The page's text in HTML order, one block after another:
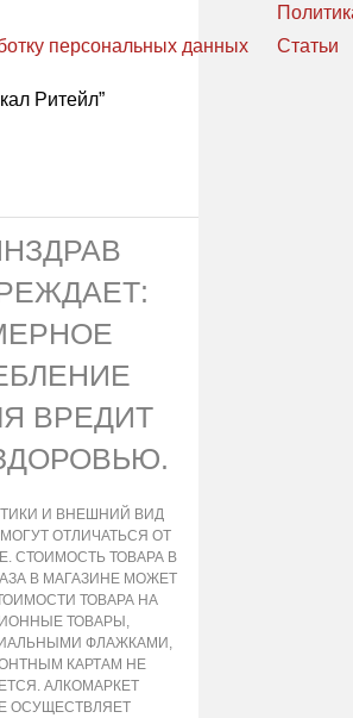
персональных данных
Статьи
Ритейл”
ВРЕДИТ
И ВНЕШНИЙ ВИД
ОТЛИЧАТЬСЯ ОТ
СТОИМОСТЬ ТОВАРА В
В МАГАЗИНЕ МОЖЕТ
ТОВАРА НА
ТОВАРЫ,
ФЛАЖКАМИ,
КАРТАМ НЕ
АЛКОМАРКЕТ
ОСУЩЕСТВЛЯЕТ